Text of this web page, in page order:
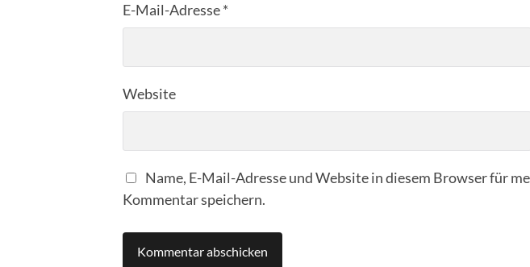
E-Mail-Adresse*
Website
Name, E-Mail-Adresse und Website in diesem Browser für
Kommentar speichern.